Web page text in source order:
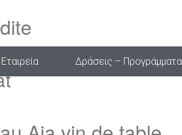
Δράσεις – Προγράμματα